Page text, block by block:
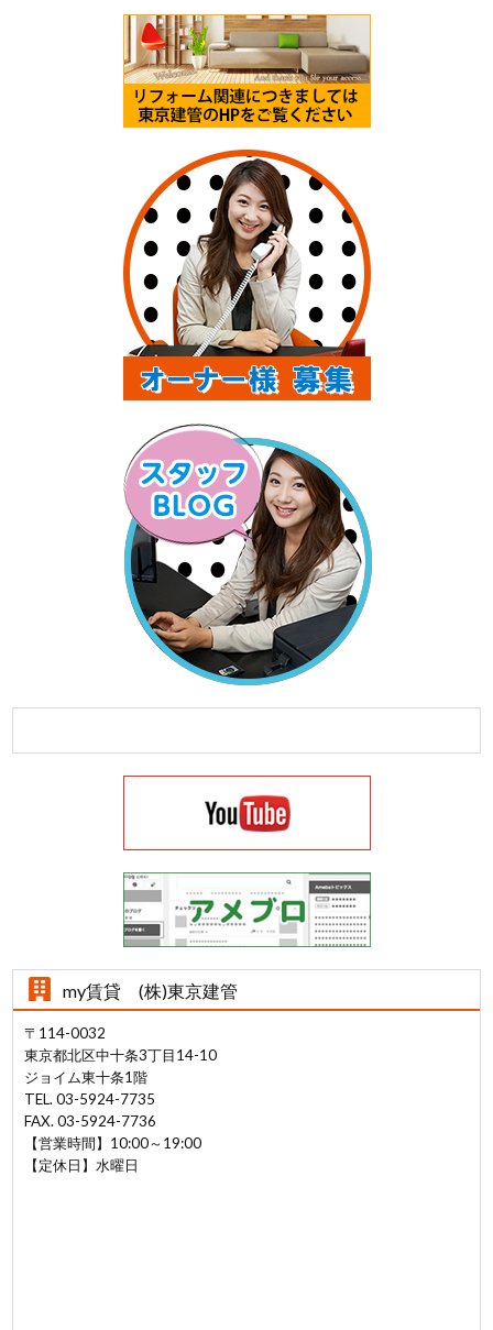
my賃貸 (株)東京建管
〒114-0032
東京都北区中十条3丁目14-10
ジョイム東十条1階
TEL. 03-5924-7735
FAX. 03-5924-7736
【営業時間】10:00～19:00
【定休日】水曜日